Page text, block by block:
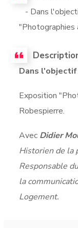
- Dans
"Photographies
Dans
Exposition
Robespierre.
Avec Didier
Historien de la
Responsable
la
Logement.